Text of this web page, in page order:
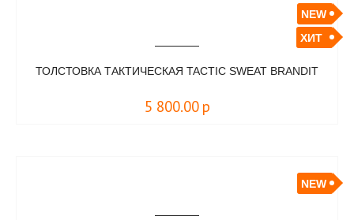
NEW
ХИТ
ТОЛСТОВКА ТАКТИЧЕСКАЯ TACTIC SWEAT BRANDIT
5 800.00 р
NEW